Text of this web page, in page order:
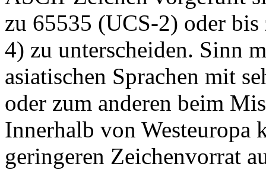
zu 65535 (UCS-2) oder
4) zu unterscheiden. Sinn
asiatischen Sprachen mit
oder zum anderen beim
Innerhalb von Westeuropa
geringeren Zeichenvorrat